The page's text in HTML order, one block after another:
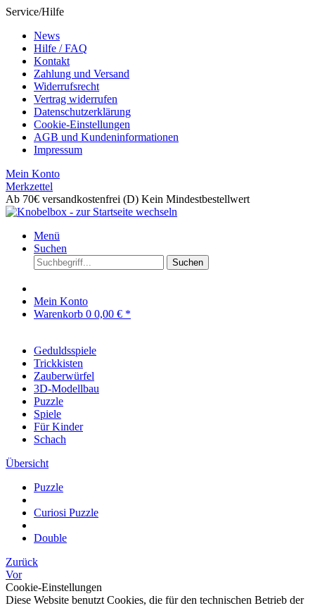
Service/Hilfe
News
Hilfe / FAQ
Kontakt
Zahlung und Versand
Widerrufsrecht
Vertrag widerrufen
Datenschutzerklärung
Cookie-Einstellungen
AGB und Kundeninformationen
Impressum
Mein Konto
Merkzettel
Ab 70€ versandkostenfrei (D) Kein Mindestbestellwert
Menü
Suchen
Suchen
Mein Konto
Warenkorb 0 0,00 € *
Geduldsspiele
Trickkisten
Zauberwürfel
3D-Modellbau
Puzzle
Spiele
Für Kinder
Schach
Übersicht
Puzzle
Curiosi Puzzle
Double
Zurück
Vor
Cookie-Einstellungen
Diese Website benutzt Cookies, die für den technischen Betrieb der